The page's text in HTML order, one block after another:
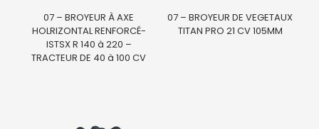
07 – BROYEUR À AXE
HOLRIZONTAL RENFORCÉ-
ISTSX R 140 à 220 –
TRACTEUR DE 40 à 100 CV
07 – BROYEUR DE VEGETAUX
TITAN PRO 21 CV 105MM